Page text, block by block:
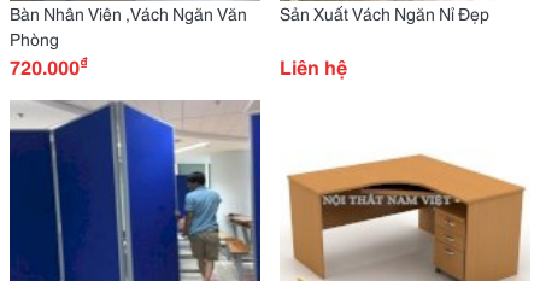
Bàn Nhân Viên ,Vách Ngăn Văn
Phòng
720.000₫
Sản Xuất Vách Ngăn Nỉ Đẹp
Liên hệ